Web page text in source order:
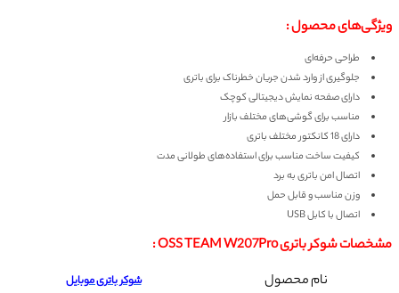
ویژگی‌های محصول :
طراحی حرفه‌ای
جلوگیری از وارد شدن جریان خطرناک برای باتری
دارای صفحه نمایش دیجیتالی کوچک
مناسب برای گوشی‌های مختلف بازار
دارای 18 کانکتور مختلف باتری
کیفیت ساخت مناسب برای استفاده‌‌های طولانی مدت
اتصال امن باتری به برد
وزن مناسب و قابل حمل
اتصال با کابل USB
مشخصاتشوکر باتری OSS TEAM W207Pro :
نام محصول
شوکر باتری موبایل